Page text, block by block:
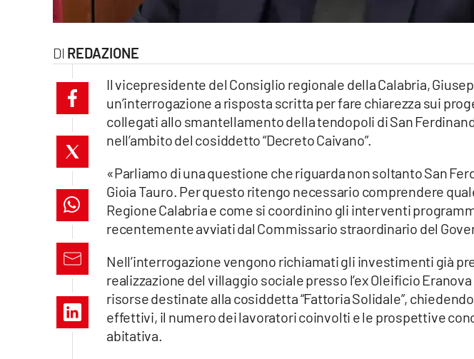
cosenzachannel.it
catanzarochannel.it
lacapitalenews.it
REDAZIONE
Il vicepresidente del Consiglio regionale della Calabria,
un’interrogazione a risposta scritta per fare chiarezza sui
collegati allo smantellamento della tendopoli di San
nell’ambito del cosiddetto “Decreto Caivano”.
«Parliamo di una questione che riguarda non soltanto San
Gioia Tauro. Per questo ritengo necessario comprendere
Regione Calabria e come si coordinino gli interventi
recentemente avviati dal Commissario straordinario del
Nell’interrogazione vengono richiamati gli investimenti già
realizzazione del villaggio sociale presso l’ex Oleificio
risorse destinate alla cosiddetta “Fattoria Solidale”,
effettivi, il numero dei lavoratori coinvolti e le prospettive
abitativa.